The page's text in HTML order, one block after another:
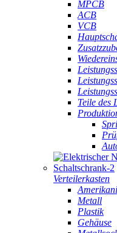
MPCB
ACB
VCB
Teile des
Verteilerkasten
Metall
Plastik
Gehäuse